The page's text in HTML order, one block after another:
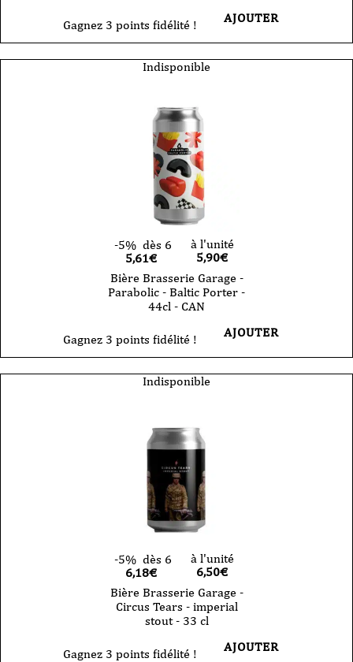
Gagnez 3 points fidélité ! AJOUTER
Indisponible
-5% dès 6
5,61€
à l'unité
5,90€
Bière Brasserie Garage -
Parabolic - Baltic Porter -
44cl - CAN
Gagnez 3 points fidélité ! AJOUTER
Indisponible
-5% dès 6
6,18€
à l'unité
6,50€
Bière Brasserie Garage -
Circus Tears - imperial
stout - 33 cl
Gagnez 3 points fidélité ! AJOUTER